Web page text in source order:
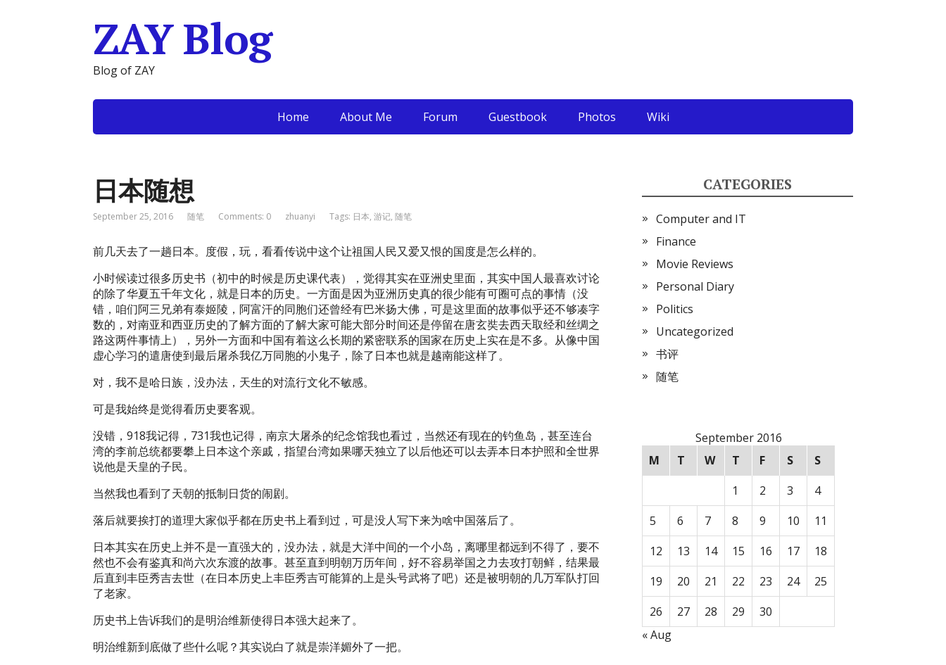
ZAY Blog
Blog of ZAY
Home About Me Forum Guestbook Photos Wiki
日本随想
September 25, 2016 随笔 Comments: 0 zhuanyi Tags: 日本, 游记, 随笔
前几天去了一趟日本。度假，玩，看看传说中这个让祖国人民又爱又恨的国度是怎么样的。
小时候读过很多历史书（初中的时候是历史课代表），觉得其实在亚洲史里面，其实中国人最喜欢讨论
的除了华夏五千年文化，就是日本的历史。一方面是因为亚洲历史真的很少能有可圈可点的事情（没
错，咱们阿三兄弟有泰姬陵，阿富汗的同胞们还曾经有巴米扬大佛，可是这里面的故事似乎还不够凑字
数的，对南亚和西亚历史的了解方面的了解大家可能大部分时间还是停留在唐玄奘去西天取经和丝绸之
路这两件事情上），另外一方面和中国有着这么长期的紧密联系的国家在历史上实在是不多。从像中国
虚心学习的遣唐使到最后屠杀我亿万同胞的小鬼子，除了日本也就是越南能这样了。
对，我不是哈日族，没办法，天生的对流行文化不敏感。
可是我始终是觉得看历史要客观。
没错，918我记得，731我也记得，南京大屠杀的纪念馆我也看过，当然还有现在的钓鱼岛，甚至连台
湾的李前总统都要攀上日本这个亲戚，指望台湾如果哪天独立了以后他还可以去弄本日本护照和全世界
说他是天皇的子民。
当然我也看到了天朝的抵制日货的闹剧。
落后就要挨打的道理大家似乎都在历史书上看到过，可是没人写下来为啥中国落后了。
日本其实在历史上并不是一直强大的，没办法，就是大洋中间的一个小岛，离哪里都远到不得了，要不
然也不会有鉴真和尚六次东渡的故事。甚至直到明朝万历年间，好不容易举国之力去攻打朝鲜，结果最
后直到丰臣秀吉去世（在日本历史上丰臣秀吉可能算的上是头号武将了吧）还是被明朝的几万军队打回
了老家。
历史书上告诉我们的是明治维新使得日本强大起来了。
明治维新到底做了些什么呢？其实说白了就是崇洋媚外了一把。
CATEGORIES
Computer and IT
Finance
Movie Reviews
Personal Diary
Politics
Uncategorized
书评
随笔
September 2016
M
T W T F S
S
1
2 3
4
5
6 7 8 9 10
11
12
13 14 15 16 17
18
19
20 21 22 23 24
25
26
27 28 29
30
« Aug